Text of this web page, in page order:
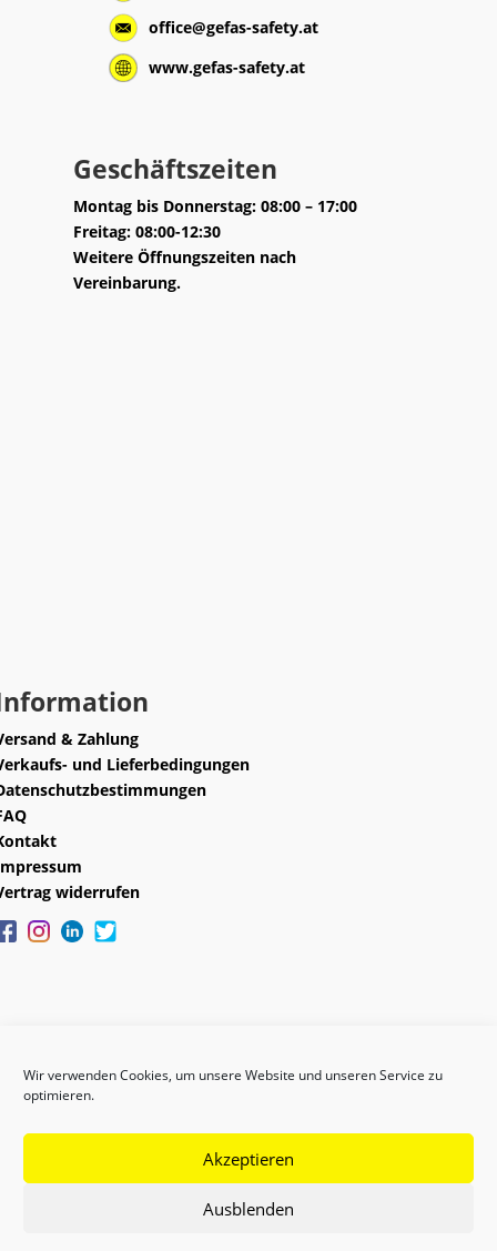
Wir verwenden Cookies, um unsere Website und unseren Service zu
optimieren.
Akzeptieren
Ausblenden
office@gefas-safety.at
www.gefas-safety.at
Geschäftszeiten
Montag bis Donnerstag: 08:00 – 17:00
Freitag: 08:00-12:30
Weitere Öffnungszeiten nach
Vereinbarung.
& Zahlung
und Lieferbedingungen
widerrufen
Copyright © 2024 GEFAS